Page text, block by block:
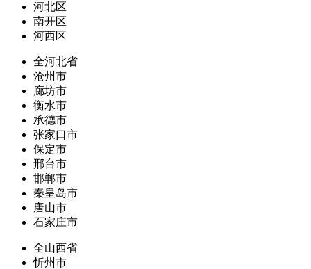
河北区
南开区
河西区
全河北省
沧州市
廊坊市
衡水市
承德市
张家口市
保定市
邢台市
邯郸市
秦皇岛市
唐山市
石家庄市
全山西省
忻州市